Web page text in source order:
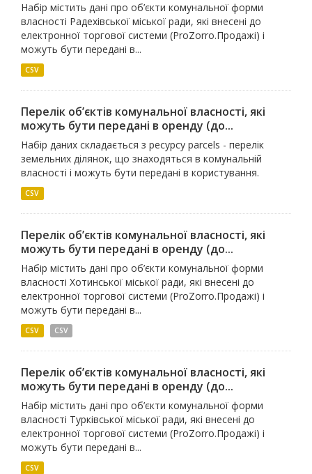
Набір містить дані про об’єкти комунальної форми
власності Радехівської міської ради, які внесені до
електронної торгової системи (ProZorro.Продажі) і
можуть бути передані в...
CSV
Перелік об’єктів комунальної власності, які
можуть бути передані в оренду (до...
Набір даних складається з ресурсу parcels - перелік
земельних ділянок, що знаходяться в комунальній
власності і можуть бути передані в користування.
CSV
Перелік об’єктів комунальної власності, які
можуть бути передані в оренду (до...
Набір містить дані про об’єкти комунальної форми
власності Хотинської міської ради, які внесені до
електронної торгової системи (ProZorro.Продажі) і
можуть бути передані в...
CSV СSV
Перелік об’єктів комунальної власності, які
можуть бути передані в оренду (до...
Набір містить дані про об’єкти комунальної форми
власності Турківської міської ради, які внесені до
електронної торгової системи (ProZorro.Продажі) і
можуть бути передані в...
CSV